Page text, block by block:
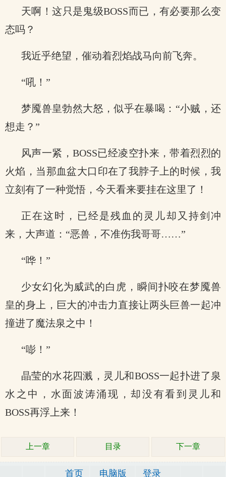
天啊！这只是鬼级BOSS而已，有必要那么变
态吗？
我近乎绝望，催动着烈焰战马向前飞奔。
“吼！”
梦魇兽皇勃然大怒，似乎在暴喝：“小贼，还
想走？”
风声一紧，BOSS已经凌空扑来，带着烈烈的
火焰，当那血盆大口印在了我脖子上的时候，我
立刻有了一种觉悟，今天看来要挂在这里了！
正在这时，已经是残血的灵儿却又持剑冲
来，大声道：“恶兽，不准伤我哥哥……”
“哗！”
少女幻化为威武的白虎，瞬间扑咬在梦魇兽
皇的身上，巨大的冲击力直接让两头巨兽一起冲
撞进了魔法泉之中！
“嘭！”
晶莹的水花四溅，灵儿和BOSS一起扑进了泉
水之中，水面波涛涌现，却没有看到灵儿和
BOSS再浮上来！
上一章 目录 下一章
首页 电脑版 登录